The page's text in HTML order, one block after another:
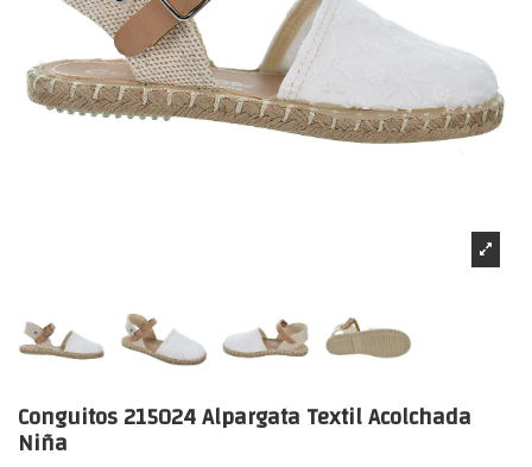
Conguitos 215024 Alpargata Textil Acolchada
Niña